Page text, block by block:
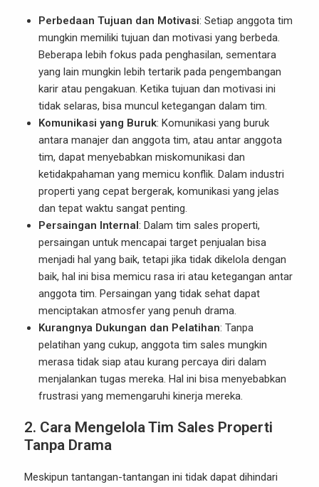
Perbedaan Tujuan dan Motivasi: Setiap anggota tim
mungkin memiliki tujuan dan motivasi yang berbeda.
Beberapa lebih fokus pada penghasilan, sementara
yang lain mungkin lebih tertarik pada pengembangan
karir atau pengakuan. Ketika tujuan dan motivasi ini
tidak selaras, bisa muncul ketegangan dalam tim.
Komunikasi yang Buruk: Komunikasi yang buruk
antara manajer dan anggota tim, atau antar anggota
tim, dapat menyebabkan miskomunikasi dan
ketidakpahaman yang memicu konflik. Dalam industri
properti yang cepat bergerak, komunikasi yang jelas
dan tepat waktu sangat penting.
Persaingan Internal: Dalam tim sales properti,
persaingan untuk mencapai target penjualan bisa
menjadi hal yang baik, tetapi jika tidak dikelola dengan
baik, hal ini bisa memicu rasa iri atau ketegangan antar
anggota tim. Persaingan yang tidak sehat dapat
menciptakan atmosfer yang penuh drama.
Kurangnya Dukungan dan Pelatihan: Tanpa
pelatihan yang cukup, anggota tim sales mungkin
merasa tidak siap atau kurang percaya diri dalam
menjalankan tugas mereka. Hal ini bisa menyebabkan
frustrasi yang memengaruhi kinerja mereka.
2. Cara Mengelola Tim Sales Properti
Tanpa Drama
Meskipun tantangan-tantangan ini tidak dapat dihindari